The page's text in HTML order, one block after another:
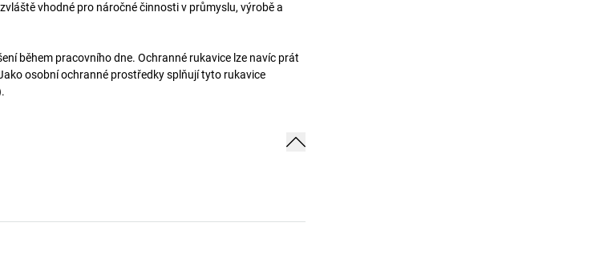
vhodné pro náročné činnosti v průmyslu, výrobě a
během pracovního dne. Ochranné rukavice lze navíc prát
osobní ochranné prostředky splňují tyto rukavice